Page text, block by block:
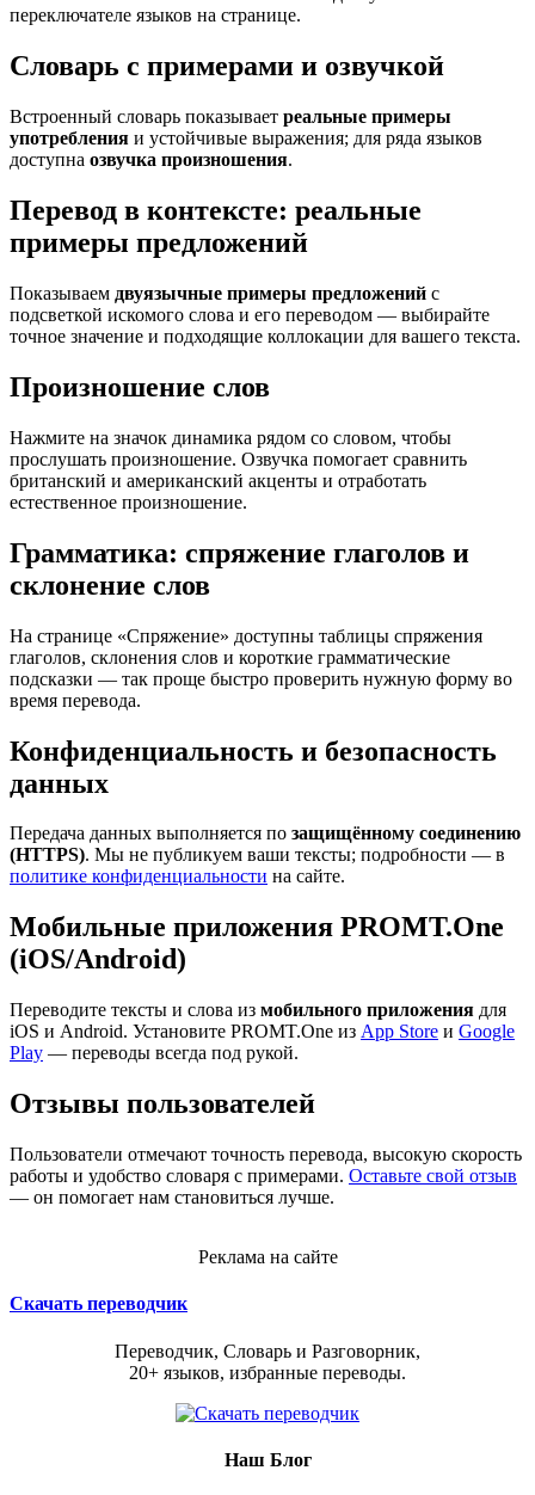
переключателе языков на странице.
Словарь с примерами и озвучкой
Встроенный словарь показывает реальные примеры
употребления и устойчивые выражения; для ряда языков
доступна озвучка произношения.
Перевод в контексте: реальные
примеры предложений
Показываем двуязычные примеры предложений с
подсветкой искомого слова и его переводом — выбирайте
точное значение и подходящие коллокации для вашего текста.
Произношение слов
Нажмите на значок динамика рядом со словом, чтобы
прослушать произношение. Озвучка помогает сравнить
британский и американский акценты и отработать
естественное произношение.
Грамматика: спряжение глаголов и
склонение слов
На странице «Спряжение» доступны таблицы спряжения
глаголов, склонения слов и короткие грамматические
подсказки — так проще быстро проверить нужную форму во
время перевода.
Конфиденциальность и безопасность
данных
Передача данных выполняется по защищённому соединению
(HTTPS). Мы не публикуем ваши тексты; подробности — в
политике конфиденциальности на сайте.
Мобильные приложения PROMT.One
(iOS/Android)
Переводите тексты и слова из мобильного приложения для
iOS и Android. Установите PROMT.One из App Store и Google
Play — переводы всегда под рукой.
Отзывы пользователей
Пользователи отмечают точность перевода, высокую скорость
работы и удобство словаря с примерами. Оставьте свой отзыв
— он помогает нам становиться лучше.
Реклама на сайте
Скачать переводчик
Переводчик, Словарь и Разговорник,
20+ языков, избранные переводы.
Наш Блог